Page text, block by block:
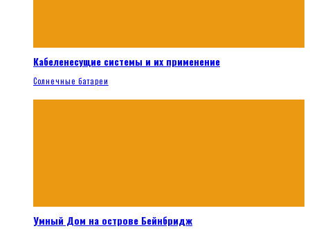
Кабеленесущие системы и их применение
Солнечные батареи
Умный Дом на острове Бейнбридж